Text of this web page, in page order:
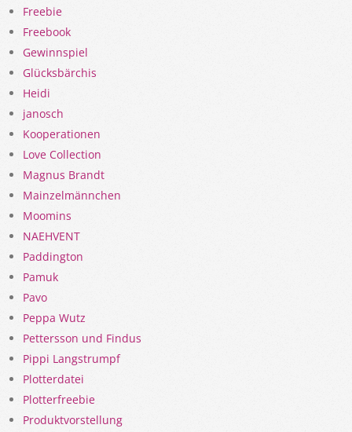
Freebie
Freebook
Gewinnspiel
Glücksbärchis
Heidi
janosch
Kooperationen
Love Collection
Magnus Brandt
Mainzelmännchen
Moomins
NAEHVENT
Paddington
Pamuk
Pavo
Peppa Wutz
Pettersson und Findus
Pippi Langstrumpf
Plotterdatei
Plotterfreebie
Produktvorstellung